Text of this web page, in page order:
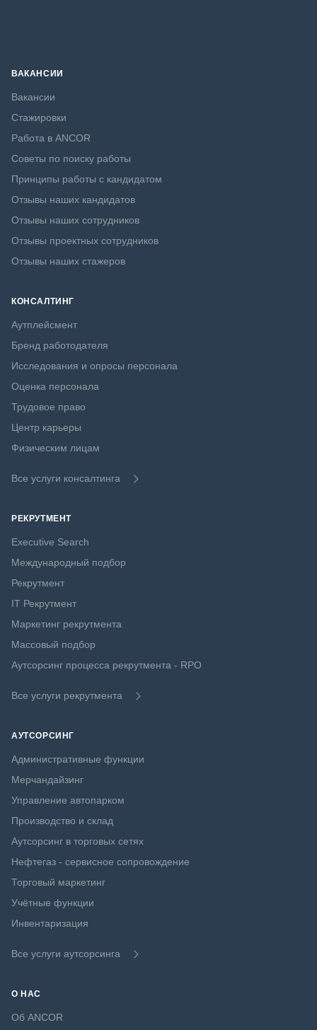
ВАКАНСИИ
Вакансии
Стажировки
Работа в ANCOR
Советы по поиску работы
Принципы работы с кандидатом
Отзывы наших кандидатов
Отзывы наших сотрудников
Отзывы проектных сотрудников
Отзывы наших стажеров
КОНСАЛТИНГ
Аутплейсмент
Бренд работодателя
Исследования и опросы персонала
Оценка персонала
Трудовое право
Центр карьеры
Физическим лицам
Все услуги консалтинга
РЕКРУТМЕНТ
Executive Search
Международный подбор
Рекрутмент
IT Рекрутмент
Маркетинг рекрутмента
Массовый подбор
Аутсорсинг процесса рекрутмента - RPO
Все услуги рекрутмента
АУТСОРСИНГ
Административные функции
Мерчандайзинг
Управление автопарком
Производство и склад
Аутсорсинг в торговых сетях
Нефтегаз - сервисное сопровождение
Торговый маркетинг
Учётные функции
Инвентаризация
Все услуги аутсорсинга
О НАС
Об ANCOR